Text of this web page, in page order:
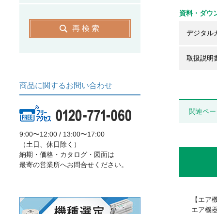
資料・ダウ
デジタル
取扱説明
関連ペ
【エア
エア機
再検索
商品に関するお問い合わせ
9:00〜12:00 / 13:00〜17:00
（土日、休日除く）
納期・価格・カタログ・図面は
最寄の営業所へお問合せください。